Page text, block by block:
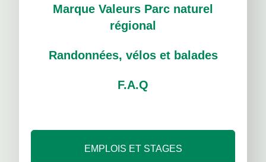
Marque Valeurs Parc naturel
régional
Randonnées, vélos et balades
F.A.Q
EMPLOIS ET STAGES